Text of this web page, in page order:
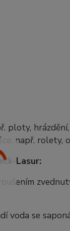
ploty,
např. rolety,
Lasur:
voda se